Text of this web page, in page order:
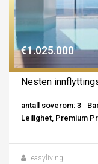
€1.025.000
Nesten
antall soverom: 3
Leilighet, Premium
easyliving